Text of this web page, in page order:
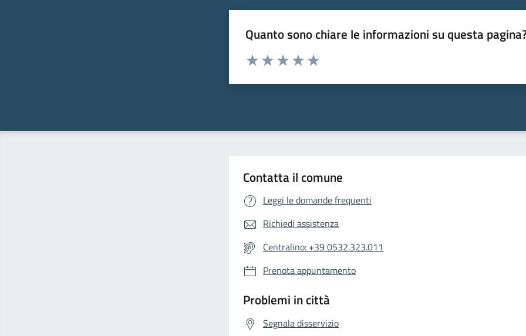
Quanto sono chiare le informazioni su questa
Valuta da 1 a 5 stelle la pagina
Contatta il comune
Leggi le domande frequenti
Richiedi assistenza
Centralino: +39 0532.323.011
Prenota appuntamento
Problemi in città
Segnala disservizio